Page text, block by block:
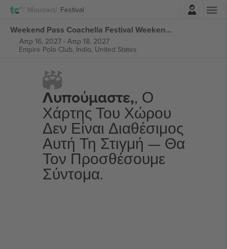
Μουσική Festival
Weekend Pass Coachella Festival Weekend 2 εισιτήρια
Απρ 16, 2027- Απρ 18, 2027
Empire Polo Club, Indio, United States
Λυπούμαστε,, Ο
Χάρτης Του Χώρου
Δεν Είναι Διαθέσιμος
Αυτή Τη Στιγμή — Θα
Τον Προσθέσουμε
Σύντομα.